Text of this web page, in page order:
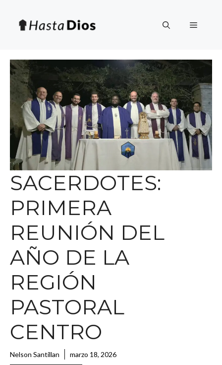
contenido
Menú
SACERDOTES:
PRIMERA
REUNIÓN DEL
AÑO DE LA
REGIÓN
PASTORAL
CENTRO
Nelson Santillan marzo 18, 2026